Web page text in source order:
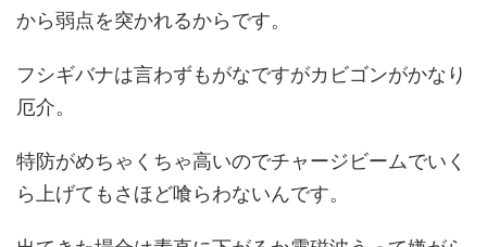
から弱点を突かれるからです。
フシギバナは言わずもがなですがカビゴンがかなり
厄介。
特防がめちゃくちゃ高いのでチャージビームでいく
ら上げてもさほど喰らわないんです。